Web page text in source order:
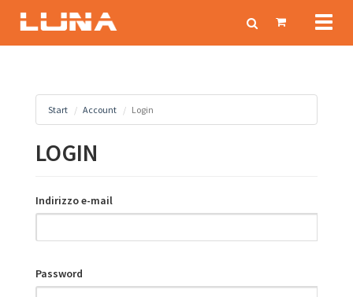
Start Account Login
LOGIN
Indirizzo e-mail
Password